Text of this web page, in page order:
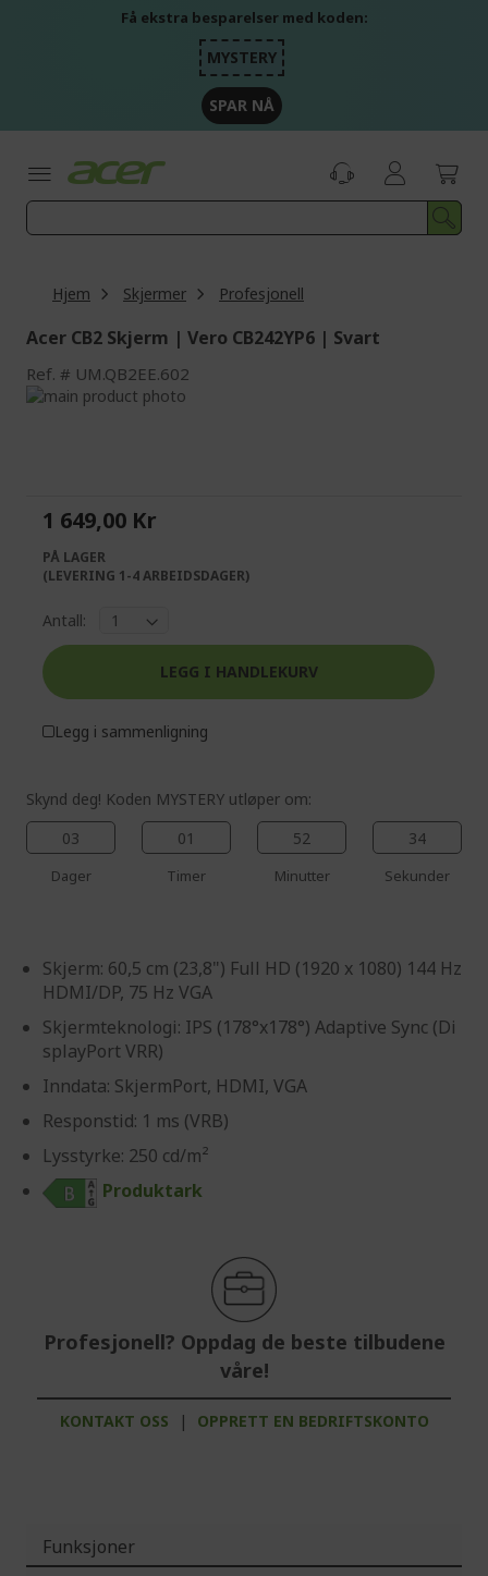
Få ekstra besparelser med koden:
MYSTERY
SPAR NÅ
Hjem Skjermer Profesjonell
Acer CB2 Skjerm | Vero CB242YP6 | Svart
Ref. UM.QB2EE.602
Skip
images
gallery
the
images
gallery
Skynd deg! Koden MYSTERY utløper om:
03
Dager
01
Timer
52
Minutter
34
Sekunder
Skjerm: 60,5 cm (23,8") Full HD (1920 x 1080) 144 Hz
HDMI/DP, 75 Hz VGA
Skjermteknologi: IPS (178°x178°) Adaptive Sync (Di
splayPort VRR)
Inndata: SkjermPort, HDMI, VGA
Responstid: 1 ms (VRB)
Lysstyrke: 250 cd/m²
Produktark
Profesjonell? Oppdag de beste tilbudene
våre!
KONTAKT OSS | OPPRETT EN BEDRIFTSKONTO
1 649,00 Kr
PÅ LAGER
(LEVERING 1-4 ARBEIDSDAGER)
Antall:
LEGG I HANDLEKURV
Legg i sammenligning
Funksjoner